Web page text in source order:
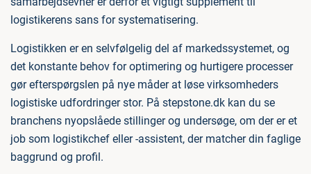
logistikerens sans for systematisering.
Logistikken er en selvfølgelig del af markedssystemet, og
det konstante behov for optimering og hurtigere processer
gør efterspørgslen på nye måder at løse virksomheders
logistiske udfordringer stor. På stepstone.dk kan du se
branchens nyopslåede stillinger og undersøge, om der er et
job som logistikchef eller -assistent, der matcher din faglige
baggrund og profil.